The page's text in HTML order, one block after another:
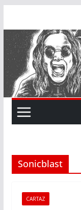
content
Sonicblast
CARTAZ